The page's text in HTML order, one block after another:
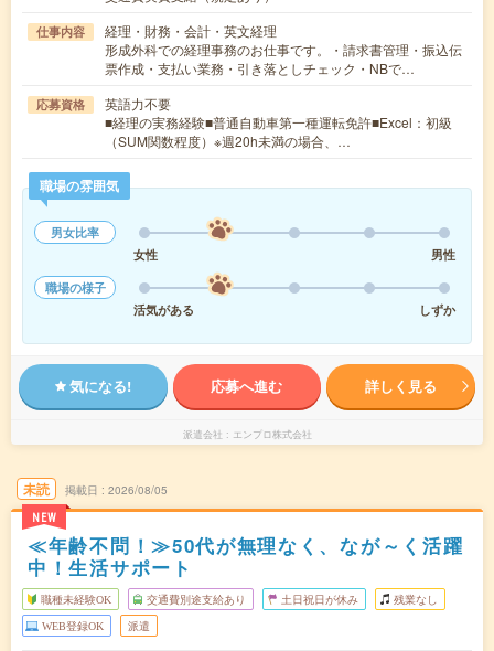
仕事内容
経理・財務・会計・英文経理
形成外科での経理事務のお仕事です。・請求書管理・振込伝
票作成・支払い業務・引き落としチェック・NBで…
応募資格
英語力不要
■経理の実務経験■普通自動車第一種運転免許■Excel：初級
（SUM関数程度）※週20h未満の場合、…
職場の雰囲気
男女比率
女性
男性
職場の様子
活気がある
しずか
気になる! 応募へ進む 詳しく見る
派遣会社 エンプロ株式会社
未読
NEW
掲載日 2026/08/05
≪年齢不問！≫50代が無理なく、なが～く活躍
中！生活サポート
職種未経験OK 交通費別途支給あり 土日祝日が休み 残業なし
WEB登録OK 派遣